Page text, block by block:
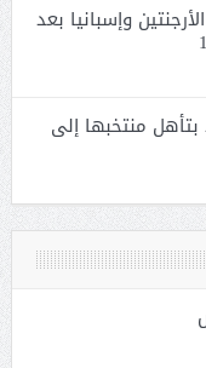
بين الأرجنتين وإسبانيا بعد
بتأهل منتخبها إلى